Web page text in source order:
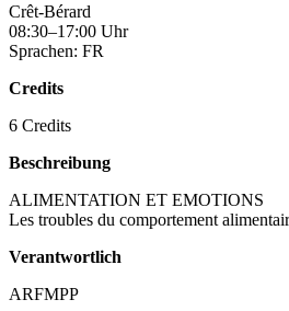
Crêt-Bérard
08:30–17:00 Uhr
Sprachen: FR
Credits
6 Credits
Beschreibung
ALIMENTATION ET EMOTIONS
Les troubles du comportement
Verantwortlich
ARFMPP